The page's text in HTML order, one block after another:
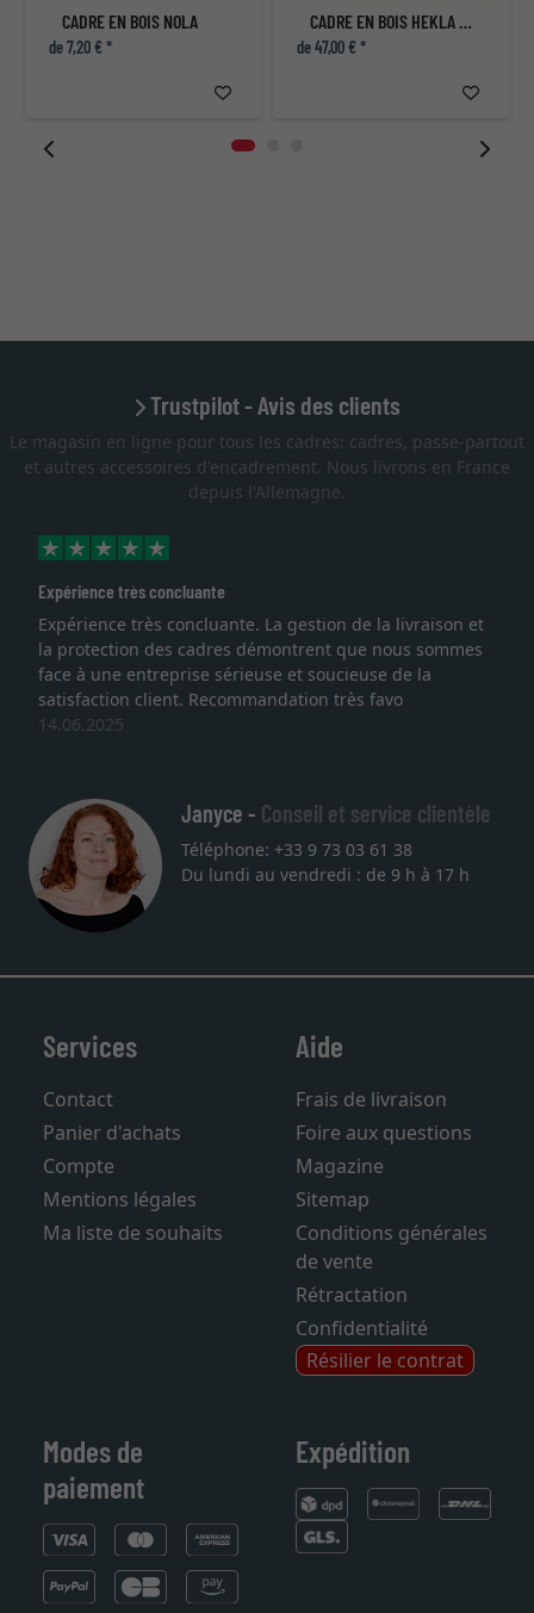
CADRE EN BOIS NOLA
de 7,20 € *
CADRE EN BOIS HEKLA (MDF)
de 47,00 € *
Trustpilot - Avis des clients
Le magasin en ligne pour tous les cadres: cadres, passe-partout
et autres accessoires d'encadrement. Nous livrons en France
depuis l'Allemagne.
Expérience très concluante
Expérience très concluante. La gestion de la livraison et
la protection des cadres démontrent que nous sommes
face à une entreprise sérieuse et soucieuse de la
satisfaction client. Recommandation très favo
14.06.2025
Janyce - Conseil et service clientèle
Téléphone: +33 9 73 03 61 38
Du lundi au vendredi : de 9 h à 17 h
Services
Contact
Panier d'achats
Compte
Mentions légales
Ma liste de souhaits
Aide
Frais de livraison
Foire aux questions
Magazine
Sitemap
Conditions générales
de vente
Rétractation
Confidentialité
Résilier le contrat
Modes de
paiement
Expédition